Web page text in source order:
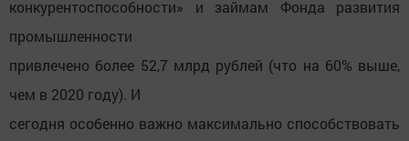
конкурентоспособности» и займам Фонда развития
промышленности
привлечено более 52,7 млрд рублей (что на 60% выше,
чем в 2020 году). И
сегодня особенно важно максимально способствовать